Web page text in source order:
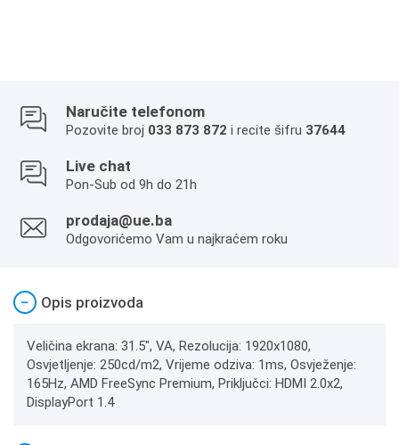
Naručite telefonom
Pozovite broj 033 873 872 i recite šifru 37644
Live chat
Pon-Sub od 9h do 21h
prodaja@ue.ba
Odgovorićemo Vam u najkraćem roku
− Opis proizvoda
Veličina ekrana: 31.5", VA, Rezolucija: 1920x1080,
Osvjetljenje: 250cd/m2, Vrijeme odziva: 1ms, Osvježenje:
165Hz, AMD FreeSync Premium, Priključci: HDMI 2.0x2,
DisplayPort 1.4